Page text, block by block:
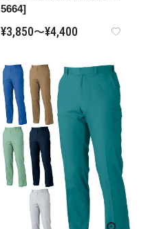
5664]
¥3,850〜¥4,400